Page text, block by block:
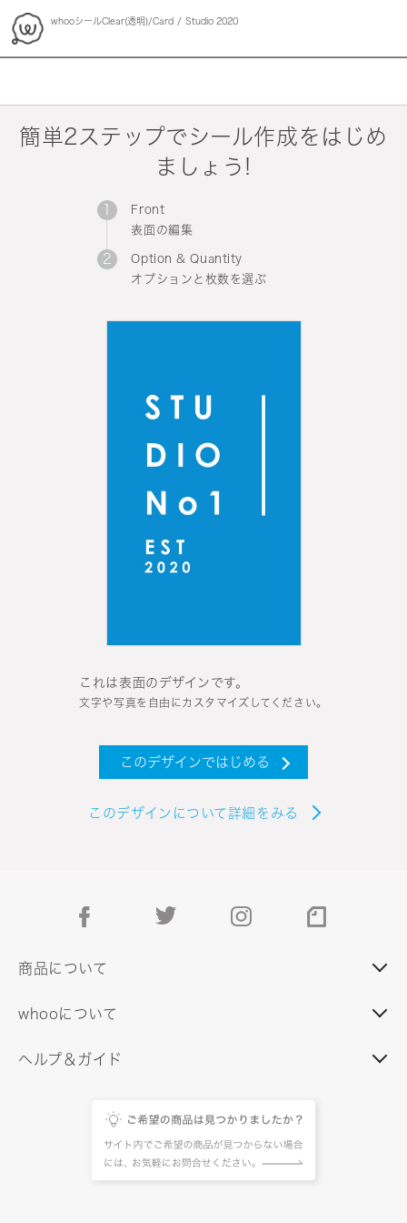
whoo
whooシールClear(透明)/Card Studio 2020
簡単2ステップでシール作成をはじめ
ましょう!
Front
表面の編集
Option & Quantity
オプションと枚数を選ぶ
これは表面のデザインです。
文字や写真を自由にカスタマイズしてください。
このデザインではじめる
このデザインについて詳細をみる
facebook instagram
商品について
whooについて
ヘルプ＆ガイド